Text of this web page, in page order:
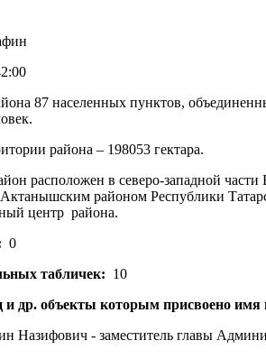
87 населенных пунктов,
района – 198053 гектара.
расположен в северо-западной
районом Республики
центр района.
0
табличек: 10
др. объекты которым присвоено имя
Назифович - заместитель главы